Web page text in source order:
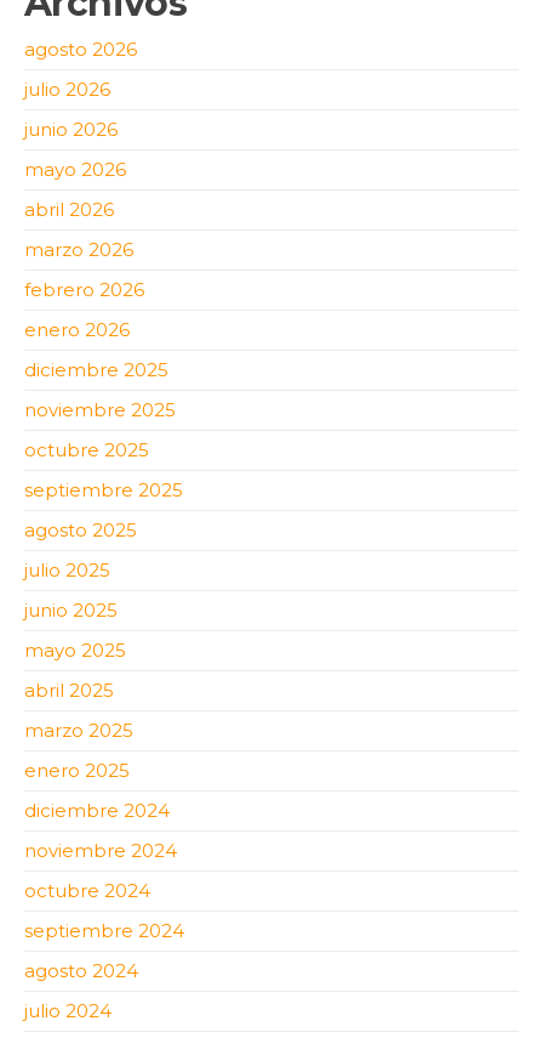
agosto 2026
julio 2026
junio 2026
mayo 2026
abril 2026
marzo 2026
febrero 2026
enero 2026
diciembre 2025
noviembre 2025
octubre 2025
septiembre 2025
agosto 2025
julio 2025
junio 2025
mayo 2025
abril 2025
marzo 2025
enero 2025
diciembre 2024
noviembre 2024
octubre 2024
septiembre 2024
agosto 2024
julio 2024